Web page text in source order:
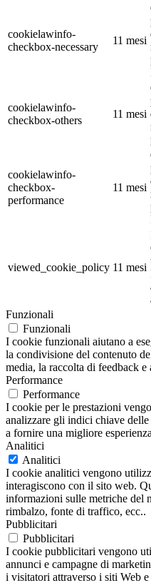
cookielawinfo-
checkbox-necessary
11 mesi
cookielawinfo-
checkbox-others
11 mesi
cookielawinfo-
checkbox-
performance
11 mesi
viewed_cookie_policy 11 mesi
Funzionali
Funzionali
I cookie funzionali aiutano a
la condivisione del contenuto
media, la raccolta di feedback
Performance
Performance
I cookie per le prestazioni
analizzare gli indici chiave
a fornire una migliore
Analitici
Analitici
I cookie analitici vengono
interagiscono con il sito web.
informazioni sulle metriche del
rimbalzo, fonte di traffico, ecc..
Pubblicitari
Pubblicitari
I cookie pubblicitari vengono
annunci e campagne di
i visitatori attraverso i siti Web